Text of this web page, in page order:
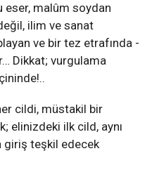
eser, malûm soydan
ilim ve sanat
ve bir tez etrafında -
Dikkat; vurgulama
cildi, müstakil bir
elinizdeki ilk cild, aynı
giriş teşkil edecek